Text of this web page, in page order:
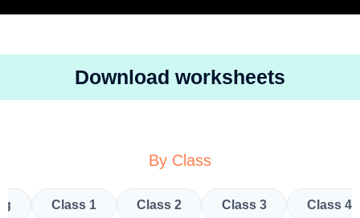
Download worksheets
By Class
Class 1 Class 2 Class 3 Class 4